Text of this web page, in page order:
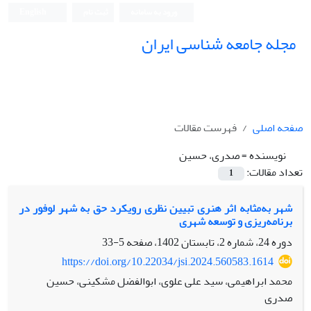
مجله جامعه شناسی ایران
صفحه اصلی
فهرست مقالات
نویسنده =صدری، حسین
تعداد مقالات:
1
شهر به‌مثابه اثر هنری تبیین نظری رویکرد حق به شهر لوفور در
برنامه‌ریزی و توسعه شهری
دوره 24، شماره 2، تابستان 1402، صفحه
5-33
https://doi.org/10.22034/jsi.2024.560583.1614
محمد ابراهیمی، سید علی علوی، ابوالفضل مشکینی، حسین
صدری